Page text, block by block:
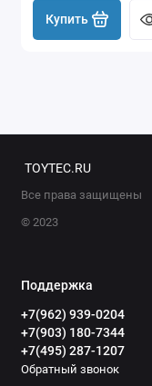
Купить
TOYTEC.RU
Все права защищены
© 2023
Поддержка
+7(962) 939-0204
+7(903) 180-7344
+7(495) 287-1207
Обратный звонок